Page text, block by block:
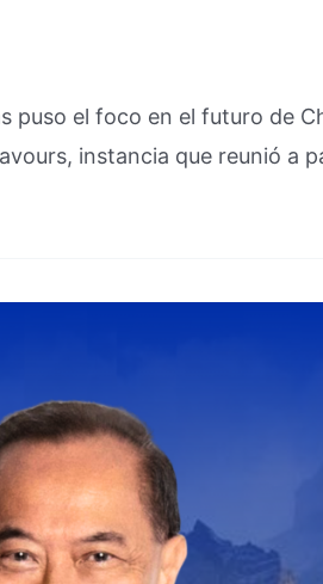
puso el foco en el futuro de
instancia que reunió